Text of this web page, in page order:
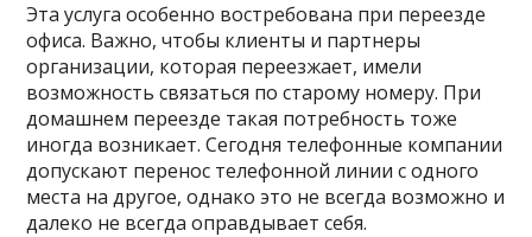
Эта услуга особенно востребована при переезде
офиса. Важно, чтобы клиенты и партнеры
организации, которая переезжает, имели
возможность связаться по старому номеру. При
домашнем переезде такая потребность тоже
иногда возникает. Сегодня телефонные компании
допускают перенос телефонной линии с одного
места на другое, однако это не всегда возможно и
далеко не всегда оправдывает себя.